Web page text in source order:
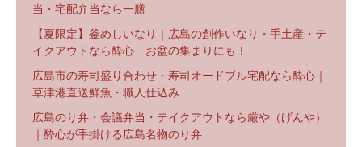
当・宅配弁当なら一膳
【夏限定】釜めしいなり｜広島の創作いなり・手土産・テ
イクアウトなら酔心 お盆の集まりにも！
広島市の寿司盛り合わせ・寿司オードブル宅配なら酔心｜
草津港直送鮮魚・職人仕込み
広島のり弁・会議弁当・テイクアウトなら厳や（げんや）
｜酔心が手掛ける広島名物のり弁